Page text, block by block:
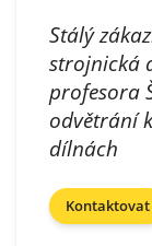
Stálý
strojnická
profesora
odvětrání
dílnách
Kontaktovat